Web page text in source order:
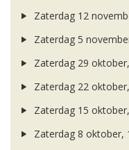
Zaterdag 12
Zaterdag 5
Zaterdag 29
Zaterdag 22
Zaterdag 15
Zaterdag 8 oktober,